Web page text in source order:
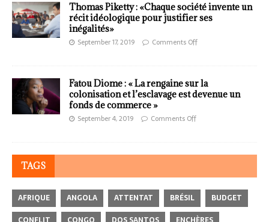
Thomas Piketty : «Chaque société invente un
récit idéologique pour justifier ses
inégalités»
September 17, 2019 Comments Off
Fatou Diome : « La rengaine sur la
colonisation et l’esclavage est devenue un
fonds de commerce »
September 4, 2019 Comments Off
TAGS
AFRIQUE ANGOLA ATTENTAT BRÉSIL
BUDGET